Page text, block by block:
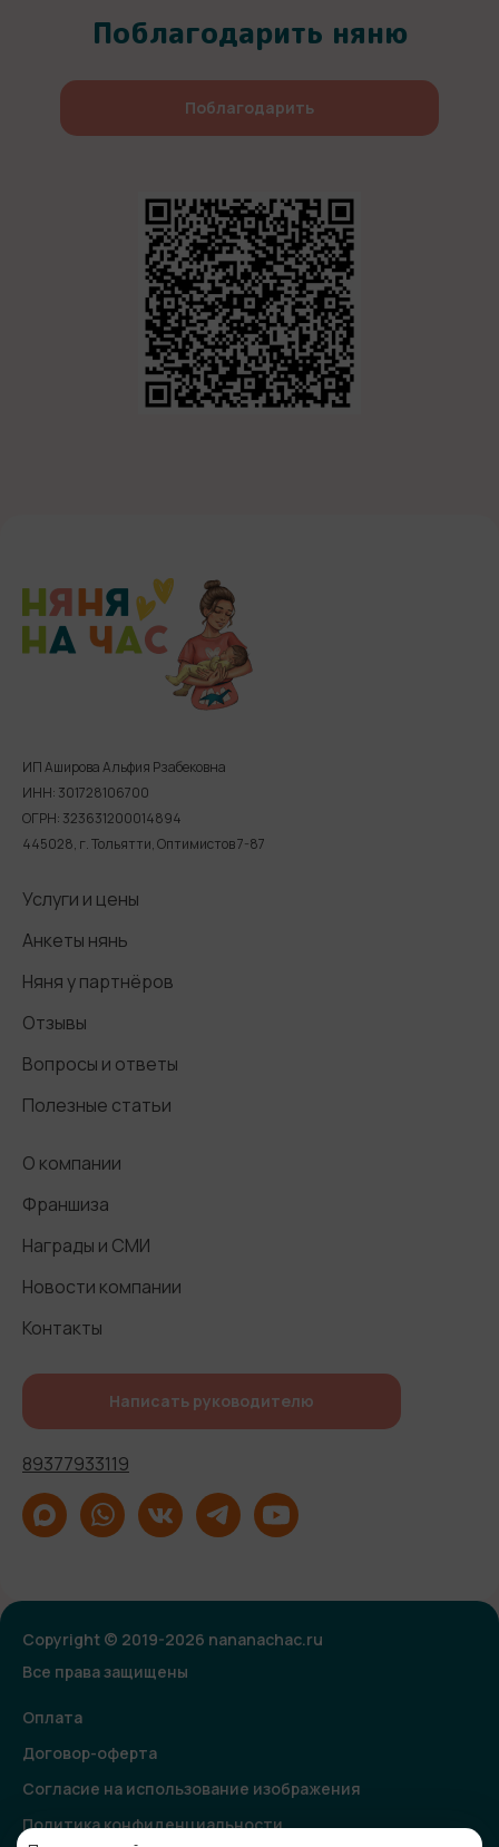
Поблагодарить няню
Поблагодарить
ИП Аширова Альфия Рзабековна
ИНН: 301728106700
ОГРН: 323631200014894
445028, г. Тольятти, Оптимистов 7-87
Услуги и цены
Анкеты нянь
Няня у партнёров
Отзывы
Вопросы и ответы
Полезные статьи
О компании
Франшиза
Награды и СМИ
Новости компании
Контакты
Написать руководителю
89377933119
Copyright © 2019-2026 nananachac.ru
Все права защищены
Оплата
Договор-оферта
Согласие на использование изображения
Политика конфиденциальности